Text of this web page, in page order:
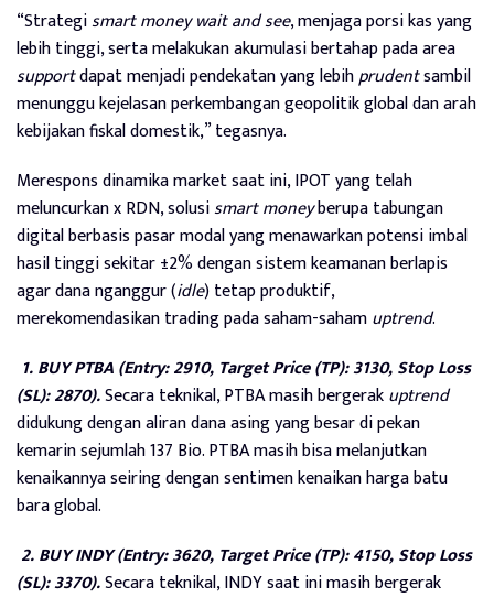
“Strategismart money wait and see, menjaga porsi kas yang
lebih tinggi, serta melakukan akumulasi bertahap pada area
supportdapat menjadi pendekatan yang lebihprudentsambil
menunggu kejelasan perkembangan geopolitik global dan arah
kebijakan fiskal domestik,” tegasnya.
Merespons dinamika market saat ini, IPOT yang telah
meluncurkan x RDN, solusismart moneyberupa tabungan
digital berbasis pasar modal yang menawarkan potensi imbal
hasil tinggi sekitar ±2% dengan sistem keamanan berlapis
agar dana nganggur (idle) tetap produktif,
merekomendasikan trading pada saham-sahamuptrend.
1. BUY PTBA (Entry: 2910, Target Price (TP): 3130, Stop Loss
(SL): 2870).Secara teknikal, PTBA masih bergerakuptrend
didukung dengan aliran dana asing yang besar di pekan
kemarin sejumlah 137 Bio. PTBA masih bisa melanjutkan
kenaikannya seiring dengan sentimen kenaikan harga batu
bara global.
2. BUY INDY (Entry: 3620, Target Price (TP): 4150, Stop Loss
(SL): 3370).Secara teknikal, INDY saat ini masih bergerak